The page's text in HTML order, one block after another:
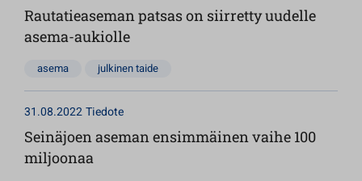
Rautatieaseman patsas on siirretty uudelle
asema-aukiolle
asema julkinen taide
31.08.2022Tiedote
Seinäjoen aseman ensimmäinen vaihe 100
miljoonaa